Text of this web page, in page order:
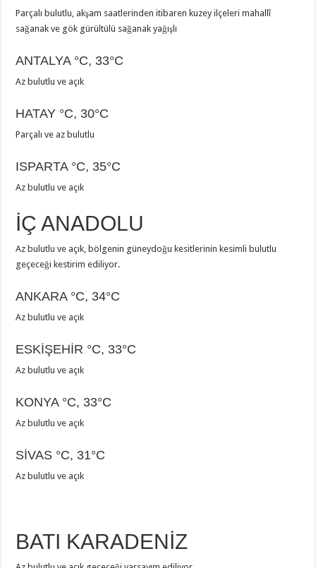
Parçalı bulutlu, akşam saatlerinden itibaren kuzey ilçeleri mahallî
sağanak ve gök gürültülü sağanak yağışlı
ANTALYA °C, 33°C
Az bulutlu ve açık
HATAY °C, 30°C
Parçalı ve az bulutlu
ISPARTA °C, 35°C
Az bulutlu ve açık
İÇ ANADOLU
Az bulutlu ve açık, bölgenin güneydoğu kesitlerinin kesimli bulutlu
geçeceği kestirim ediliyor.
ANKARA °C, 34°C
Az bulutlu ve açık
ESKİŞEHİR °C, 33°C
Az bulutlu ve açık
KONYA °C, 33°C
Az bulutlu ve açık
SİVAS °C, 31°C
Az bulutlu ve açık
BATI KARADENİZ